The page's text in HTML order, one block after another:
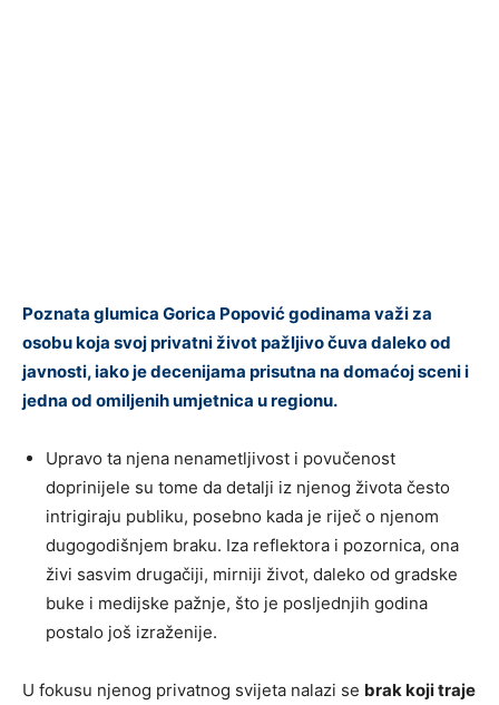
Poznata glumica Gorica Popović godinama važi za
osobu koja svoj privatni život pažljivo čuva daleko od
javnosti, iako je decenijama prisutna na domaćoj sceni i
jedna od omiljenih umjetnica u regionu.
Upravo ta njena nenametljivost i povučenost
doprinijele su tome da detalji iz njenog života često
intrigiraju publiku, posebno kada je riječ o njenom
dugogodišnjem braku. Iza reflektora i pozornica, ona
živi sasvim drugačiji, mirniji život, daleko od gradske
buke i medijske pažnje, što je posljednjih godina
postalo još izraženije.
U fokusu njenog privatnog svijeta nalazi se brak koji traje